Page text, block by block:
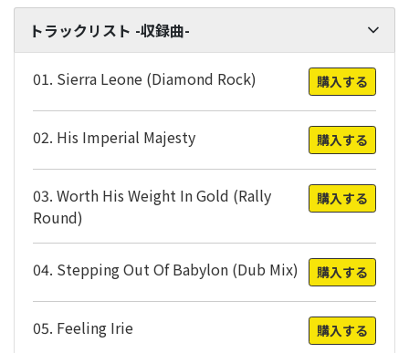
トラックリスト -収録曲-
01. Sierra Leone (Diamond Rock) 購入する
02. His Imperial Majesty 購入する
03. Worth His Weight In Gold (Rally
Round)
購入する
04. Stepping Out Of Babylon (Dub Mix) 購入する
05. Feeling Irie 購入する